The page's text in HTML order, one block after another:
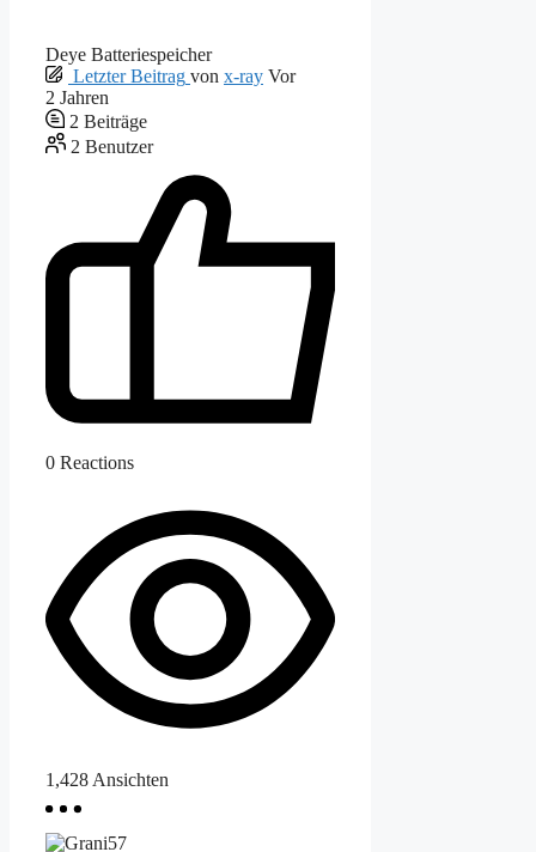
Deye Batteriespeicher
Letzter Beitrag von x-ray Vor
2 Jahren
2 Beiträge
2 Benutzer
0 Reactions
1,428 Ansichten